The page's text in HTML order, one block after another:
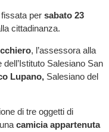
per sabato 23
cittadinanza.
, l’assessora alla
dell’Istituto Salesiano San
Lupano, Salesiano del
di tre oggetti di
camicia appartenuta